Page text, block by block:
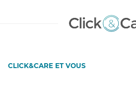
CLICK&CARE ET VOUS